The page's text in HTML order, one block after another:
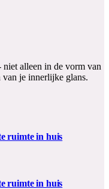
alleen in de vorm van
je innerlijke glans.
ruimte in huis
ruimte in huis